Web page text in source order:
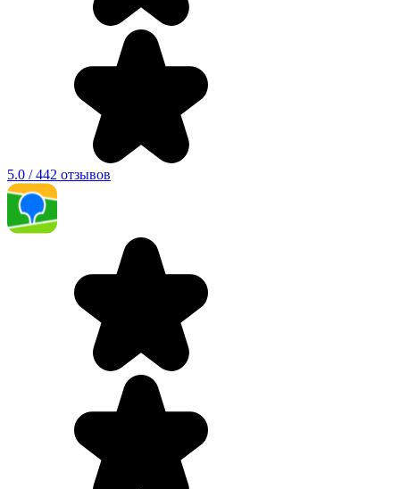
5.0 / 442 отзывов